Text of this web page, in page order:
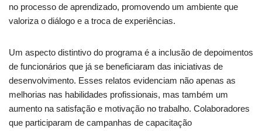
no processo de aprendizado, promovendo um ambiente que
valoriza o diálogo e a troca de experiências.
Um aspecto distintivo do programa é a inclusão de depoimentos
de funcionários que já se beneficiaram das iniciativas de
desenvolvimento. Esses relatos evidenciam não apenas as
melhorias nas habilidades profissionais, mas também um
aumento na satisfação e motivação no trabalho. Colaboradores
que participaram de campanhas de capacitação